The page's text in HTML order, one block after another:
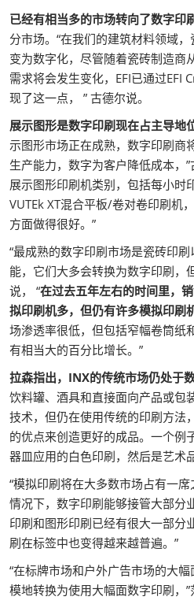
已经有相当多的市场转向了数字印刷
分市场。“在我们的建筑材料领域
变为数字化，尽管随着瓷砖制造商
需求将会发生变化，EFI已通过EFI
现了这一点， ” 古德尔说。
展示图形是数字印刷现在占主导地
示图形市场正在成熟，数字印刷商
生产能力，数字为客户降低成本，
展示图形印刷机类别，包括每小时
VUTEk XT混合平板/卷对卷印刷机
方面做得很好。”
“最成熟的数字印刷市场是瓷砖印
能，它们大多会转换为数字印刷，
说， “在过去五年左右的时间里，
拟印刷机多，但仍有许多模拟印刷
场渗透率很低，但包括窄幅卷筒纸
有相当大的百分比增长。”
拉森指出，INX的传统市场仍处于
饮料罐、酒具和直接面向产品或包
技术，但仍在使用传统的印刷方法
的优点来创造更好的成品。一个例
器皿应用的白色印刷，然后是艺术
“模拟印刷将在大多数市场占有一
情况下，数字印刷能够接管大部分
印刷和图形印刷已经有很大一部分
刷在标签中也变得越来越普遍。”
“在标牌市场和户外广告市场的大
模地转换为使用大幅面数字印刷，